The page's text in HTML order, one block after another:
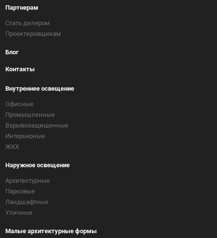
Партнерам
Стать дилером
Проектировщикам
Блог
Контакты
Внутреннее освещение
Офисные
Промышленные
Взрывозащищенные
Интерьерные
ЖКХ
Наружное освещение
Архитектурные
Парковые
Ландшафтные
Уличные
Малые архитектурные формы